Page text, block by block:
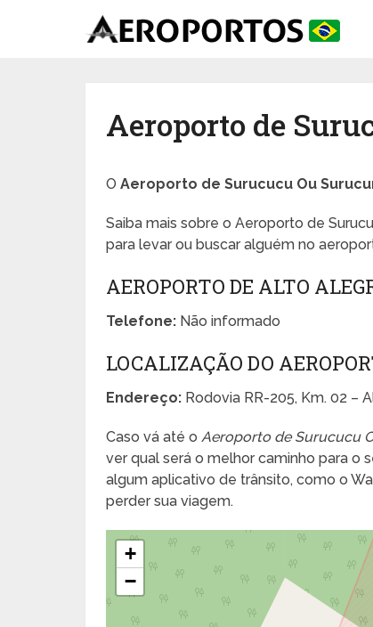
Aeroporto de
OAeroporto de Surucucu Ou
Saiba mais sobre o Aeroporto de
para levar ou buscar alguém no
AEROPORTO DE ALTO
Telefone: Não informado
LOCALIZAÇÃO DO
Endereço: Rodovia RR-205, Km. 02 –
Caso vá até o Aeroporto de Surucucu
ver qual será o melhor caminho para o
algum aplicativo de trânsito, como o
perder sua viagem.
+
−